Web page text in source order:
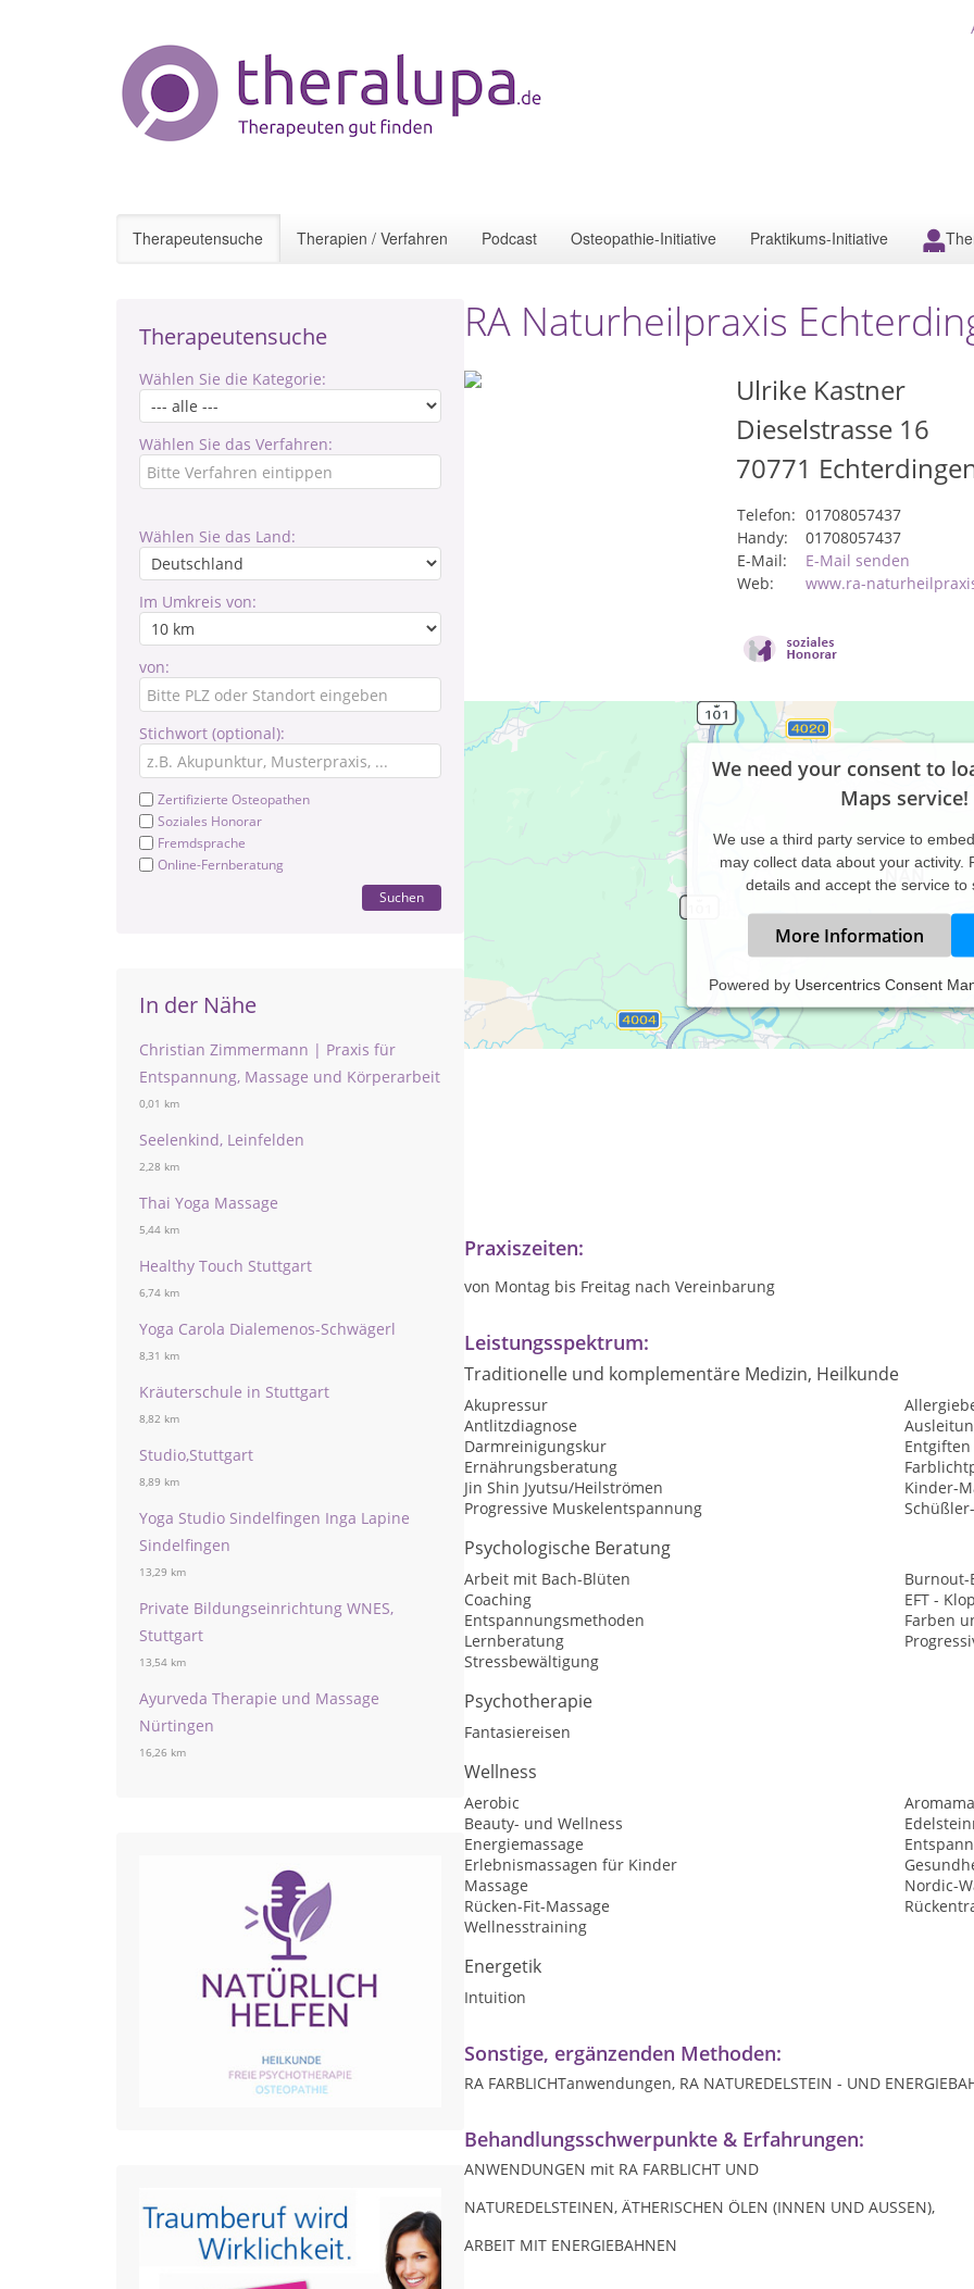
Therapeutensuche Therapien / Verfahren Podcast Osteopathie-Initiative Praktikums-Initiative
Therapeutensuche
Wählen Sie die Kategorie:
Wählen Sie das Verfahren:
Wählen Sie das Land:
Im Umkreis von:
von:
Stichwort (optional):
Zertifizierte Osteopathen
Soziales Honorar
Fremdsprache
Online-Fernberatung
Suchen
In der Nähe
Christian Zimmermann | Praxis für
Entspannung, Massage und Körperarbeit
0,01 km
Seelenkind, Leinfelden
2,28 km
Thai Yoga Massage
5,44 km
Healthy Touch Stuttgart
6,74 km
Yoga Carola Dialemenos-Schwägerl
8,31 km
Kräuterschule in Stuttgart
8,82 km
Studio,Stuttgart
8,89 km
Yoga Studio Sindelfingen Inga Lapine
Sindelfingen
13,29 km
Private Bildungseinrichtung WNES,
Stuttgart
13,54 km
Ayurveda Therapie und Massage
Nürtingen
16,26 km
RA Naturheilpraxis
Ulrike Kastner
Dieselstrasse 16
70771
Telefon: 01708057437
Handy:
01708057437
E-Mail:
E-Mail senden
Web:
www.ra-
We need your consent to
Maps service!
We use a third party service to
may collect data about your activity.
details and accept the service to
More Information
Powered by Usercentrics Consent
Wellness Trainerin
Praxiszeiten:
von Montag bis Freitag nach Vereinbarung
Leistungsspektrum:
Traditionelle und komplementäre Medizin, Heilkunde
Akupressur
Antlitzdiagnose
Darmreinigungskur
Ernährungsberatung
Jin Shin Jyutsu/Heilströmen
Kinder-
Progressive Muskelentspannung
Psychologische Beratung
Arbeit mit Bach-Blüten
Coaching
EFT -
Entspannungsmethoden
Farben
Lernberatung
Stressbewältigung
Psychotherapie
Fantasiereisen
Wellness
Aerobic
Beauty- und Wellness
Energiemassage
Erlebnismassagen für Kinder
Massage
Nordic-
Rücken-Fit-Massage
Wellnesstraining
Energetik
Intuition
Sonstige, ergänzenden Methoden:
RA FARBLICHTanwendungen, RA NATUREDELSTEIN - UND
Behandlungsschwerpunkte & Erfahrungen:
ANWENDUNGEN mit RA FARBLICHT UND
NATUREDELSTEINEN, ÄTHERISCHEN ÖLEN (INNEN UND AUSSEN),
ARBEIT MIT ENERGIEBAHNEN